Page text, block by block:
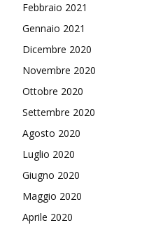
Febbraio 2021
Gennaio 2021
Dicembre 2020
Novembre 2020
Ottobre 2020
Settembre 2020
Agosto 2020
Luglio 2020
Giugno 2020
Maggio 2020
Aprile 2020